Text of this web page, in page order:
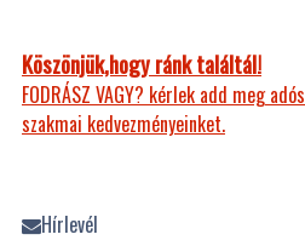
Köszönjük,hogy ránk találtál!
FODRÁSZ VAGY? kérlek add meg
szakmai kedvezményeinket.
Hírlevél